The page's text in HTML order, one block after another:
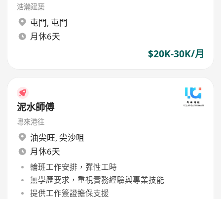
浩瀚建築
屯門, 屯門
月休6天
$20K-30K/月
泥水師傅
粵來港往
油尖旺, 尖沙咀
月休6天
輪班工作安排，彈性工時
無學歷要求，重視實務經驗與專業技能
提供工作簽證擔保支援